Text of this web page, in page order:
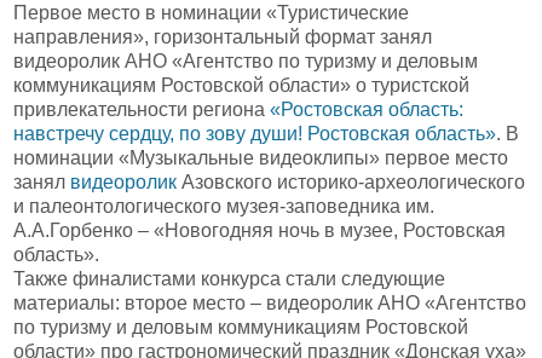
Первое место в номинации «Туристические
направления», горизонтальный формат занял
видеоролик АНО «Агентство по туризму и деловым
коммуникациям Ростовской области» о туристской
привлекательности региона «Ростовская область:
навстречу сердцу, по зову души! Ростовская область». В
номинации «Музыкальные видеоклипы» первое место
занял видеоролик Азовского историко-археологического
и палеонтологического музея-заповедника им.
А.А.Горбенко – «Новогодняя ночь в музее, Ростовская
область».
Также финалистами конкурса стали следующие
материалы: второе место – видеоролик АНО «Агентство
по туризму и деловым коммуникациям Ростовской
области» про гастрономический праздник «Донская уха»